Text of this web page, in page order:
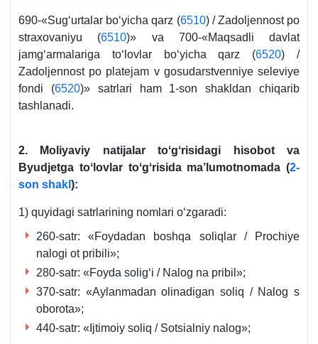
690-«Sugʻurtalar boʻyicha qarz (6510) / Zadoljennost po
straхovaniyu (6510)» va 700-«Maqsadli davlat
jamgʻarmalariga toʻlovlar boʻyicha qarz (6520) /
Zadoljennost po platejam v gosudarstvenniye seleviye
fondi (6520)» satrlari ham 1-son shakldan chiqarib
tashlanadi.
2. Moliyaviy natijalar toʻgʻrisidagi hisobot va
Byudjetga toʻlovlar toʻgʻrisida ma’lumotnomada (2-
son shakl ):
1) quyidagi satrlarining nomlari oʻzgaradi:
260-satr: «Foydadan boshqa soliqlar / Prochiye
nalogi ot pribili»;
280-satr: «Foyda soligʻi / Nalog na pribil»;
370-satr: «Aylanmadan olinadigan soliq / Nalog s
oborota»;
440-satr: «Ijtimoiy soliq / Sotsialniy nalog»;